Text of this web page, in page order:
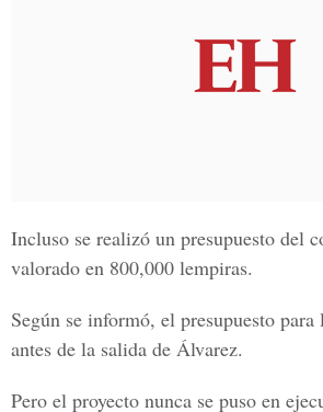
Incluso se realizó un presupuesto del
valorado en 800,000 lempiras.
Según se informó, el presupuesto para
antes de la salida de Álvarez.
Pero el proyecto nunca se puso en